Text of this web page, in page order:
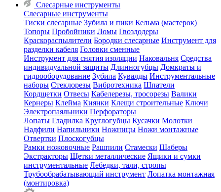
Слесарные инструменты
Слесарные инструменты
Тиски слесарные Зубила и пики Кельма (мастерок)
Топоры Пробойники Ломы Гвоздодеры
Краскораспылители Бородки слесарные Инструмент для
разделки кабеля Головки сменные
Инструмент для снятия изоляции Наковальня Средства
индивидуальной защиты Длинногубцы Домкраты и
гидрооборудование Зубила Кувалды Инструментальные
наборы Стеклорезы Вибротехника Шпатели
Кордщетки Отвесы Кабелерезы, тросорезы Валики
Кернеры Клейма Киянки Клещи строительные Ключи
Электропаяльники Перфораторы
Лопаты Гладилка Круглогубцы Кусачки Молотки
Надфили Напильники Ножницы Ножи монтажные
Отвертки Плоскогубцы
Рамки ножовочные Рашпили Стамески Шаберы
Экстракторы Щетки металлические Ящики и сумки
инструментальные Лебедки, тали, стропы
Трубообрабатывающий инструмент Лопатка монтажная
(монтировка)